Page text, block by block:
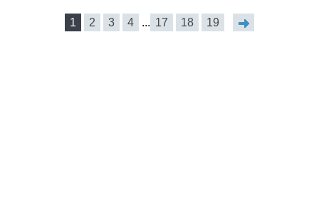
1 2 3 4 ... 17 18 19